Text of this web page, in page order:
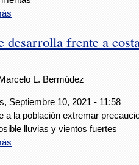
frente a
L. Bermúdez
Septiembre 10, 2021 - 11:58
a la población extremar
lluvias y vientos fuertes